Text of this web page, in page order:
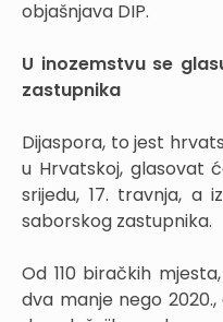
objašnjava DIP.
U inozemstvu se
zastupnika
Dijaspora, to jest
u Hrvatskoj, glasovat
srijedu, 17. travnja, a
saborskog zastupnika.
Od 110 biračkih
dva manje nego